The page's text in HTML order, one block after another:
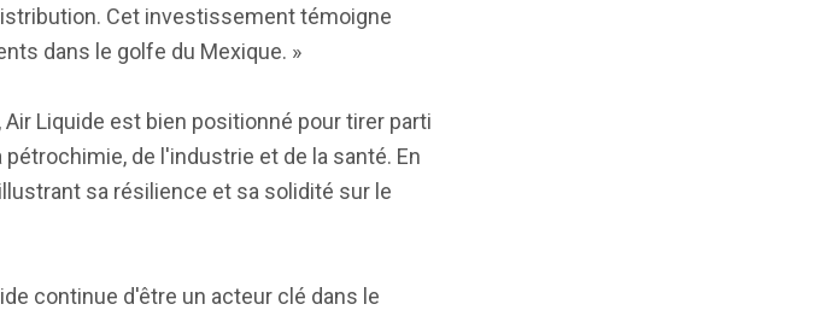
Cet investissement témoigne
dans le golfe du Mexique. »
Air Liquide est bien positionné pour tirer parti
de l'industrie et de la santé. En
sa résilience et sa solidité sur le
continue d'être un acteur clé dans le